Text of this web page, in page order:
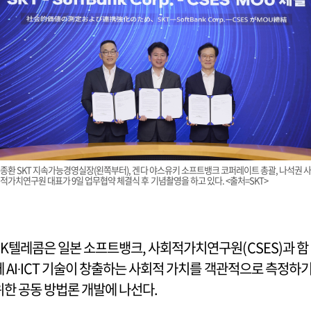
환 SKT 지속가능경영실장(왼쪽부터), 겐다 야스유키 소프트뱅크 코퍼레이트 총괄, 나석권 사
가치연구원 대표가 9일 업무협약 체결식 후 기념촬영을 하고 있다. <출처=SKT>
텔레콤은 일본 소프트뱅크, 사회적가치연구원(CSES)과 함
AI∙ICT 기술이 창출하는 사회적 가치를 객관적으로 측정하
한 공동 방법론 개발에 나선다.